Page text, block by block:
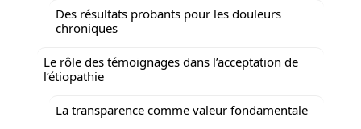
Des résultats probants pour les douleurs
chroniques
Le rôle des témoignages dans l’acceptation de
l’étiopathie
La transparence comme valeur fondamentale